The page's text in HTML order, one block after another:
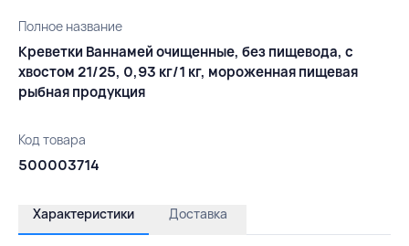
Полное название
Креветки Ваннамей очищенные, без пищевода, с
хвостом 21/25, 0,93 кг/1 кг, мороженная пищевая
рыбная продукция
Код товара
500003714
Характеристики Доставка